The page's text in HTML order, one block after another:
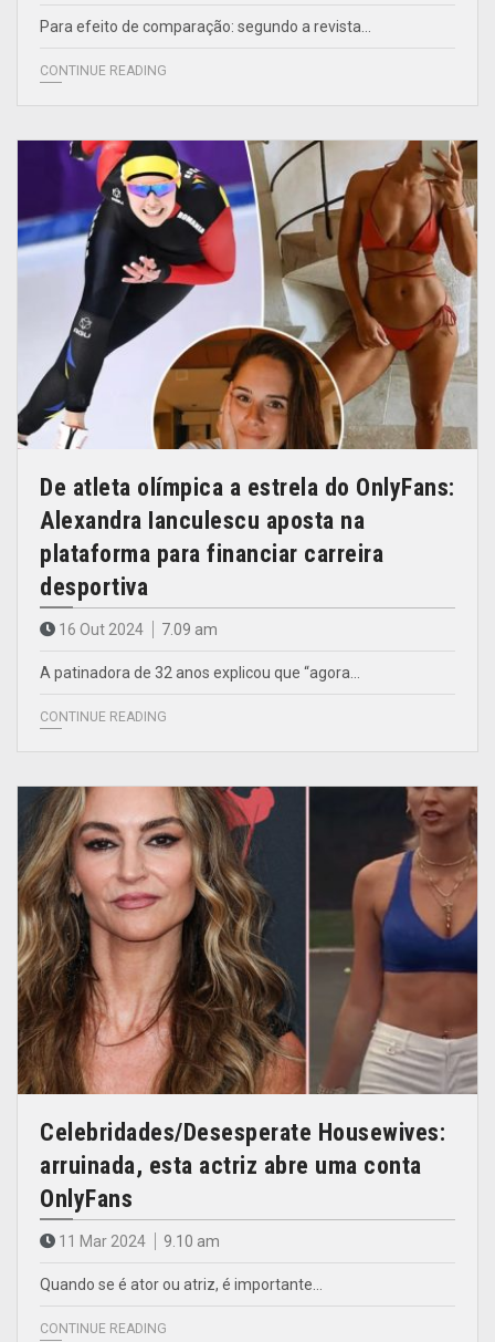
Para efeito de comparação: segundo a revista…
CONTINUE READING
De atleta olímpica a estrela do OnlyFans:
Alexandra Ianculescu aposta na
plataforma para financiar carreira
desportiva
16 Out 2024 7.09 am
A patinadora de 32 anos explicou que “agora…
CONTINUE READING
Celebridades/Desesperate Housewives:
arruinada, esta actriz abre uma conta
OnlyFans
11 Mar 2024 9.10 am
Quando se é ator ou atriz, é importante…
CONTINUE READING